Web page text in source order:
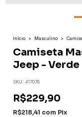
Início > Masculino >
Camiseta
Jeep - Verde
SKU:417078
R$229,90
R$218,41 com Pix